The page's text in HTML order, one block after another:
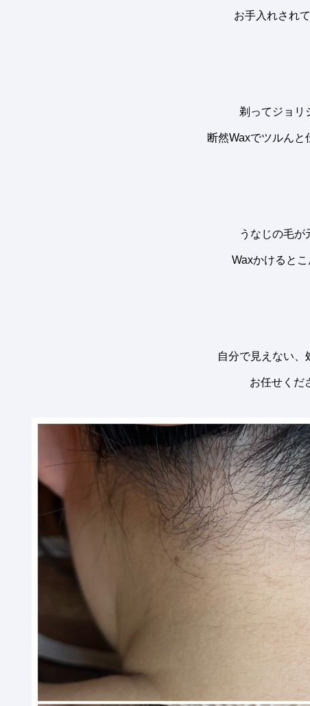
お手入れされ
剃ってジョリ
断然Waxでツルんと
うなじの毛が
Waxかけると
自分で見えない、
お任せくだ